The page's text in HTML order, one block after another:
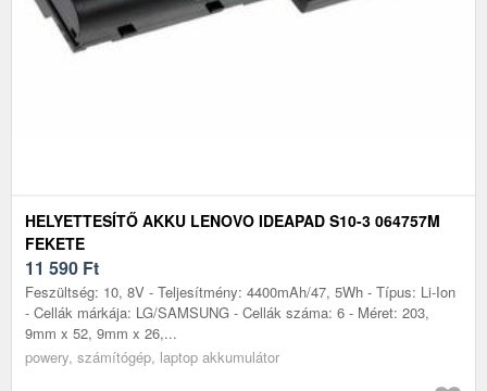
HELYETTESÍTŐ AKKU LENOVO IDEAPAD S10-3 064757M
FEKETE
11 590 Ft
Feszültség: 10, 8V - Teljesítmény: 4400mAh/47, 5Wh - Típus: Li-Ion
- Cellák márkája: LG/SAMSUNG - Cellák száma: 6 - Méret: 203,
9mm x 52, 9mm x 26,...
powery, számítógép, laptop akkumulátor